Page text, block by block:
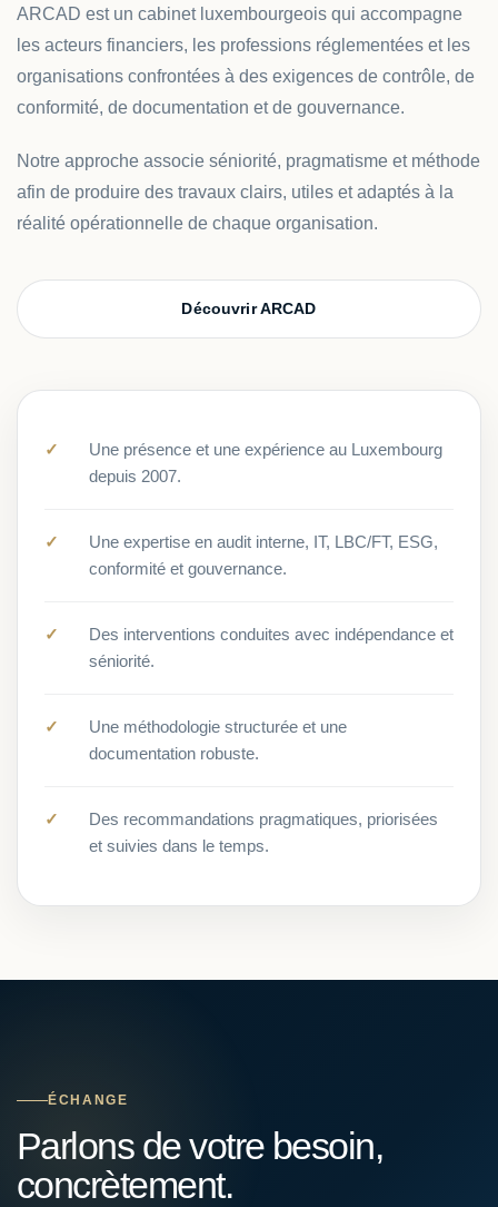
ARCAD est un cabinet luxembourgeois qui accompagne
les acteurs financiers, les professions réglementées et les
organisations confrontées à des exigences de contrôle, de
conformité, de documentation et de gouvernance.
Notre approche associe séniorité, pragmatisme et méthode
afin de produire des travaux clairs, utiles et adaptés à la
réalité opérationnelle de chaque organisation.
Découvrir ARCAD
Une présence et une expérience au Luxembourg
depuis 2007.
Une expertise en audit interne, IT, LBC/FT, ESG,
conformité et gouvernance.
Des interventions conduites avec indépendance et
séniorité.
Une méthodologie structurée et une
documentation robuste.
Des recommandations pragmatiques, priorisées
et suivies dans le temps.
ÉCHANGE
Parlons de votre besoin,
concrètement.